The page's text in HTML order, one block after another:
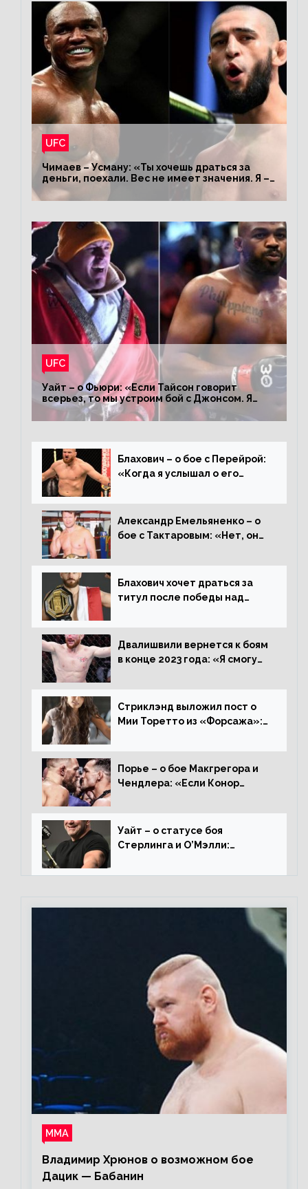
UFC
Чимаев – Усману: «Ты хочешь драться за
деньги, поехали. Вес не имеет значения. Я –
король»
UFC
Уайт – о Фьюри: «Если Тайсон говорит
всерьез, то мы устроим бой с Джонсом. Я
заставил Флойда Мейвезера драться с
Конором»
Блахович – о бое с Перейрой:
«Когда я услышал о его
драться с ним»
Александр Емельяненко – о
бое с Тактаровым: «Нет, он
Блахович хочет драться за
титул после победы над
увезти пояс в Польшу»
Двалишвили вернется к боям
в конце 2023 года: «Я смогу
Стриклэнд выложил пост о
Мии Торетто из «Форсажа»:
смотреть этот отсталый
фильм»
Порье – о бое Макгрегора и
Чендлера: «Если Конор
нокаутирует Майкла»
Уайт – о статусе боя
Стерлинга и О’Мэлли:
травму? Он готовится,
ММА
Владимир Хрюнов о возможном бое
Дацик — Бабанин